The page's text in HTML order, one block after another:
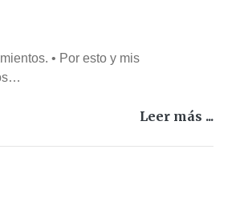
• Por esto y mis
Leer más ...